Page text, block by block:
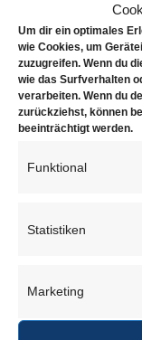
Um dir ein optimales
wie Cookies, um
zuzugreifen. Wenn du
wie das Surfverhalten
verarbeiten. Wenn du
zurückziehst, können
beeinträchtigt werden.
Funktional
Statistiken
Marketing
Ringriegel mit Nut
gehärteter Stahl
Länge: 350 mm
Verlauf: 10 bis 25